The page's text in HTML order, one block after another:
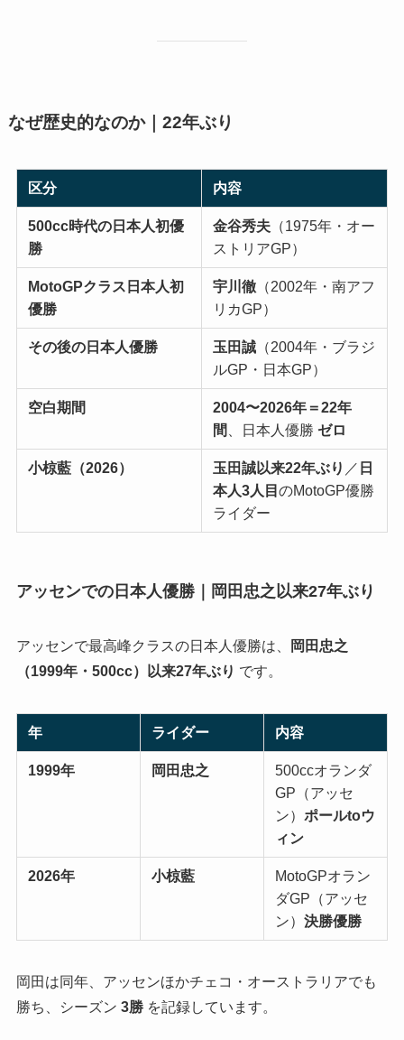
なぜ歴史的なのか｜22年ぶり
区分 内容
500cc時代の日本人初優
勝
金谷秀夫（1975年・オー
ストリアGP）
MotoGPクラス日本人初
優勝
宇川徹（2002年・南アフ
リカGP）
その後の日本人優勝 玉田誠（2004年・ブラジ
ルGP・日本GP）
空白期間
2004〜2026年＝22年
間
、日本人優勝 ゼロ
小椋藍（2026） 玉田誠以来22年ぶり ／ 日
本人3人目 のMotoGP優勝
ライダー
アッセンでの日本人優勝｜岡田忠之以来27年ぶり
アッセンで最高峰クラスの日本人優勝は、
岡田忠之
（1999年・500cc）以来27年ぶり です。
年 ライダー 内容
1999年 岡田忠之
500ccオランダ
GP（アッセ
ン） ポールtoウ
ィン
2026年 小椋藍
MotoGPオラン
ダGP（アッセ
ン） 決勝優勝
岡田は同年、アッセンほかチェコ・オーストラリアでも
勝ち、シーズン 3勝を記録しています。